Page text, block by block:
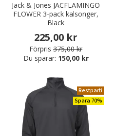
Jack & Jones JACFLAMINGO
FLOWER 3-pack kalsonger,
Black
225,00 kr
Förpris 375,00 kr
Du sparar: 150,00 kr
Restparti
Spara 70%